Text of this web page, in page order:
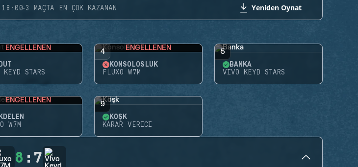
18:00·3 MAÇTA EN ÇOK KAZANAN Yeniden Oynat
ENGELLENEN
STARS
4 ENGELLENEN
KONSOLOSLUK
FLUXO W7M
5
BANKA
VIVO KEYD STARS
ENGELLENEN
W7M
9
KÖŞK
KARAR VERICI
8 : 7